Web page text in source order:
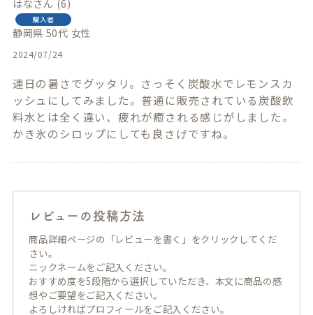
はな 6
購入者
静岡県 50代 女性
2024/07/24
連日の暑さでグッタリ。さっそく炭酸水でレモンスカ
ッシュにしてみました。普通に販売されている炭酸飲
料水とは全く違い、疲れが癒される感じがしました。
かき氷のシロップにしても良さげですね。
レビューの投稿方法
商品詳細ページの「レビューを書く」をクリックしてくだ
さい。
ニックネームをご記入ください。
おすすめ度を5段階から選択していただき、本文に商品の感
想やご要望をご記入ください。
よろしければプロフィールをご記入ください。